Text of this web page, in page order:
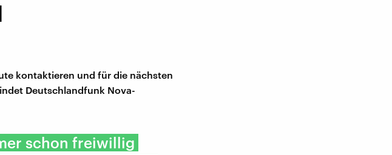
kontaktieren und für die nächsten
Deutschlandfunk Nova-
schon freiwillig